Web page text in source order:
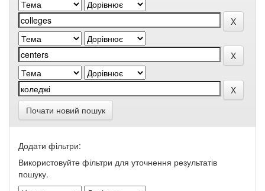
Почати новий пошук
Додати фільтри:
Використовуйте фільтри для уточнення результатів
пошуку.